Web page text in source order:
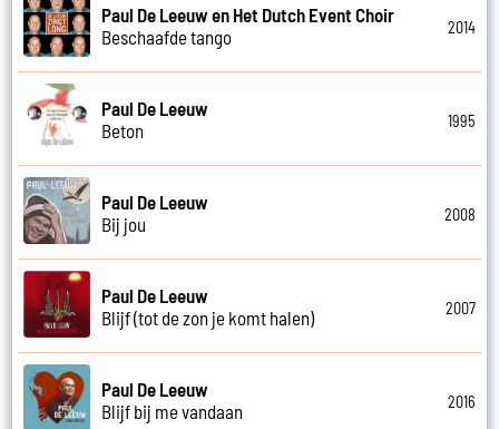
Paul De Leeuw en Het Dutch Event Choir
Beschaafde tango
2014
Paul De Leeuw
Beton
1995
Paul De Leeuw
Bij jou
2008
Paul De Leeuw
Blijf (tot de zon je komt halen)
2007
Paul De Leeuw
Blijf bij me vandaan
2016